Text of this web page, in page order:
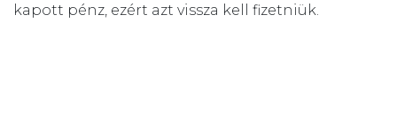
kapott pénz, ezért azt vissza kell fizetniük.